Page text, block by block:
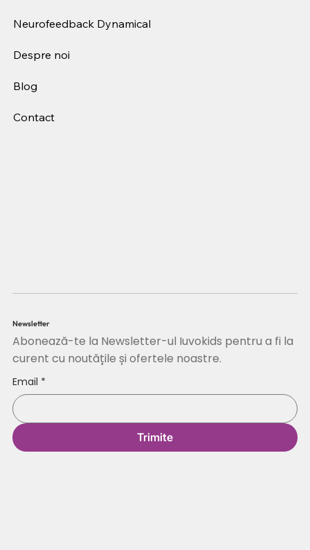
Newsletter
Abonează-te la Newsletter-ul Iuvokids pentru a fi la
curent cu noutățile și ofertele noastre.
Email *
Trimite
Neurofeedback Dynamical
Despre noi
Blog
Contact